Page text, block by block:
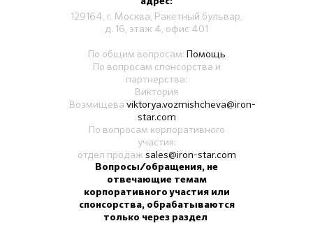
129164, г. Москва, Ракетный бульвар,
д. 16, этаж 4, офис 401
По общим вопросам: Помощь
По вопросам спонсорства и
партнерства:
Виктория
Возмищева viktorya.vozmishcheva@iron-
star.com
По вопросам корпоративного
участия:
отдел продаж sales@iron-star.com
Вопросы/обращения, не
отвечающие темам
корпоративного участия или
спонсорства, обрабатываются
только через раздел